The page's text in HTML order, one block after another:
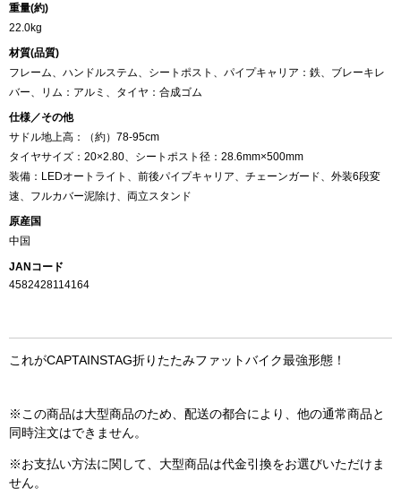
重量(約)
22.0kg
材質(品質)
フレーム、ハンドルステム、シートポスト、パイプキャリア：鉄、ブレーキレ
バー、リム：アルミ、タイヤ：合成ゴム
仕様／その他
サドル地上高：（約）78-95cm
タイヤサイズ：20×2.80、シートポスト径：28.6mm×500mm
装備：LEDオートライト、前後パイプキャリア、チェーンガード、外装6段変
速、フルカバー泥除け、両立スタンド
原産国
中国
JANコード
4582428114164
これがCAPTAINSTAG折りたたみファットバイク最強形態！
※この商品は大型商品のため、配送の都合により、他の通常商品と
同時注文はできません。
※お支払い方法に関して、大型商品は代金引換をお選びいただけま
せん。